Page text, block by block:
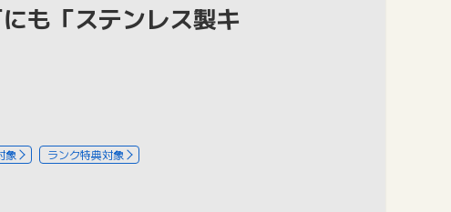
も「ステンレス製キ
象 ランク特典対象